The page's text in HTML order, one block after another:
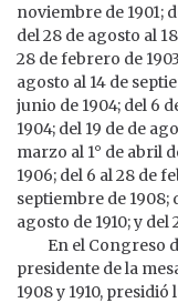
noviembre de 1901;
del 28 de agosto al
28 de febrero de
agosto al 14 de
junio de 1904; del 6
1904; del 19 de de
marzo al 1° de abril
1906; del 6 al 28 de
septiembre de 1908;
agosto de 1910; y
En el Congreso
presidente de la
1908 y 1910,